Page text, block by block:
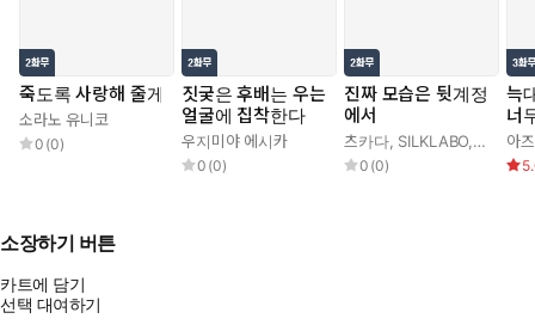
죽도록 사랑해 줄게
소라노 유니코
0 (0)
짓궂은 후배는 우는
얼굴에 집착한다
우지미야 에시카
0 (0)
진짜 모습은 뒷계정
에서
츠카다, SILKLABO, 로만
0 (0)
늑
너
아
소장하기 버튼
카트에 담기
선택 대여하기